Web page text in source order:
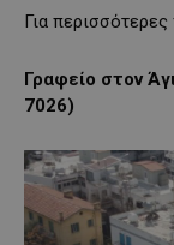
Για
Γραφείο στον
7026)